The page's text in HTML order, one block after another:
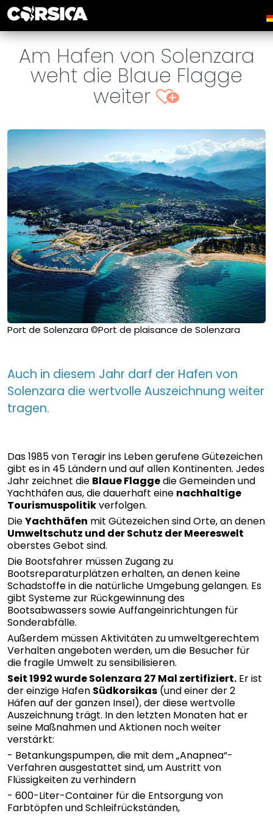
Am Hafen von Solenzara
weht die Blaue Flagge
weiter +
Port de Solenzara ©Port de plaisance de Solenzara
Auch in diesem Jahr darf der Hafen von
Solenzara die wertvolle Auszeichnung weiter
tragen.
Das 1985 von Teragir ins Leben gerufene Gütezeichen
gibt es in 45 Ländern und auf allen Kontinenten. Jedes
Jahr zeichnet die Blaue Flaggedie Gemeinden und
Yachthäfen aus, die dauerhaft eine nachhaltige
Tourismuspolitikverfolgen.
DieYachthäfen mit Gütezeichen sind Orte, an denen
Umweltschutz und der Schutz der Meereswelt
oberstes Gebot sind.
Die Bootsfahrer müssen Zugang zu
Bootsreparaturplätzen erhalten, an denen keine
Schadstoffe in die natürliche Umgebung gelangen. Es
gibt Systeme zur Rückgewinnung des
Bootsabwassers sowie Auffangeinrichtungen für
Sonderabfälle.
Außerdem müssen Aktivitäten zu umweltgerechtem
Verhalten angeboten werden, um die Besucher für
die fragile Umwelt zu sensibilisieren.
Seit 1992 wurde Solenzara 27 Mal zertifiziert. Er ist
der einzige Hafen Südkorsikas (und einer der 2
Häfen auf der ganzen Insel), der diese wertvolle
Auszeichnung trägt. In den letzten Monaten hat er
seine Maßnahmen und Aktionen noch weiter
verstärkt:
- Betankungspumpen, die mit dem „Anapnea“-
Verfahren ausgestattet sind, um Austritt von
Flüssigkeiten zu verhindern
- 600-Liter-Container für die Entsorgung von
Farbtöpfen und Schleifrückständen,